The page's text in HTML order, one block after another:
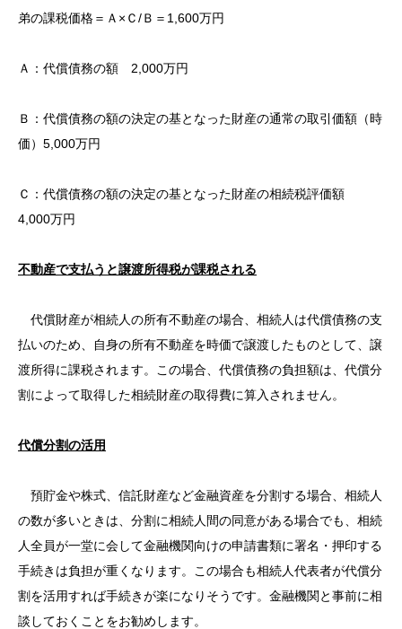
弟の課税価格＝Ａ×Ｃ/Ｂ＝1,600万円
Ａ：代償債務の額 2,000万円
Ｂ：代償債務の額の決定の基となった財産の通常の取引価額（時
価）5,000万円
Ｃ：代償債務の額の決定の基となった財産の相続税評価額
4,000万円
不動産で支払うと譲渡所得税が課税される
代償財産が相続人の所有不動産の場合、相続人は代償債務の支
払いのため、自身の所有不動産を時価で譲渡したものとして、譲
渡所得に課税されます。この場合、代償債務の負担額は、代償分
割によって取得した相続財産の取得費に算入されません。
代償分割の活用
預貯金や株式、信託財産など金融資産を分割する場合、相続人
の数が多いときは、分割に相続人間の同意がある場合でも、相続
人全員が一堂に会して金融機関向けの申請書類に署名・押印する
手続きは負担が重くなります。この場合も相続人代表者が代償分
割を活用すれば手続きが楽になりそうです。金融機関と事前に相
談しておくことをお勧めします。